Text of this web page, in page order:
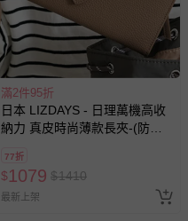
滿2件95折
日本 LIZDAYS - 日理萬機高收
納力 真皮時尚薄款長夾-(防盜
77折
$1079 $1410
最新上架